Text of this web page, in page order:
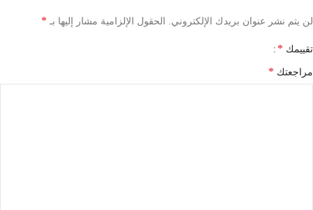
لن يتم نشر عنوان بريدك الإلكتروني. الحقول الإلزامية مشار إليها بـ *
تقييمك *
مراجعتك *